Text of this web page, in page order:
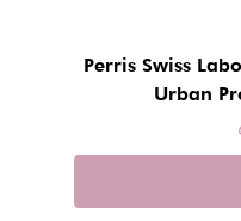
Perris Swiss
Urban